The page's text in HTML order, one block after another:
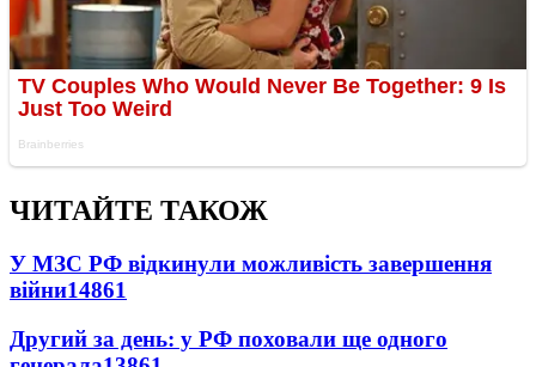
ЧИТАЙТЕ ТАКОЖ
У МЗС РФ відкинули можливість завершення
війни14861
Другий за день: у РФ поховали ще одного